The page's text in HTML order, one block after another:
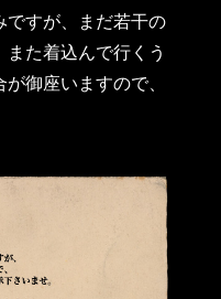
ですが、まだ若干の
た着込んで行くう
御座いますので、